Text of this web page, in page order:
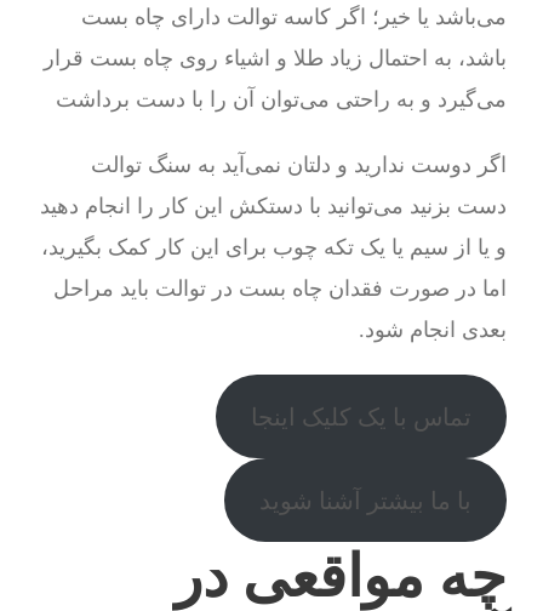
می‌باشد یا خیر؛ اگر کاسه توالت دارای چاه بست
باشد، به احتمال زیاد طلا و اشیاء روی چاه بست قرار
می‌گیرد و به راحتی می‌توان آن را با دست برداشت
اگر دوست ندارید و دلتان نمی‌آید به سنگ توالت
دست بزنید می‌توانید با دستکش این کار را انجام دهید
و یا از سیم یا یک تکه چوب برای این کار کمک بگیرید،
اما در صورت فقدان چاه بست در توالت باید مراحل
بعدی انجام شود.
تماس با یک کلیک اینجا
با ما بیشتر آشنا شوید
چه مواقعی در